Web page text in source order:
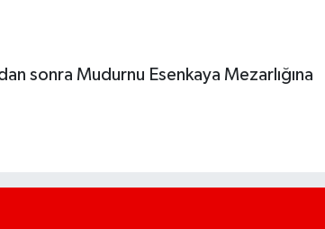
sonra Mudurnu Esenkaya Mezarlığına